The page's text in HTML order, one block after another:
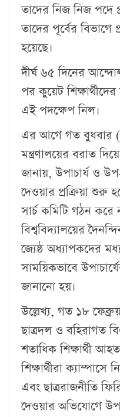
তাদের নিজ নিজ পদে
তাদের পূর্বের বিভাগে
হয়েছে।
দীর্ঘ ৬৫ দিনের
পর কুয়েট
এই পদক্ষেপ নিল।
এর আগে গত বুধবার
মন্ত্রণালয়ের বরাত
জানায়, উপাচার্য ও
দেওয়ার প্রক্রিয়া শুরু
সার্চ কমিটি গঠন
বিশ্ববিদ্যালয়ের
জ্যেষ্ঠ অধ্যাপকদের
সাময়িকভাবে
জানানো হয়।
উল্লেখ্য, গত ১৮
ছাত্রদল ও বহিরাগত
শতাধিক শিক্ষার্থী
শিক্ষার্থীরা ক্যাম্পাসে
এবং ছাত্ররাজনীতি
দেওয়ার অভিযোগে